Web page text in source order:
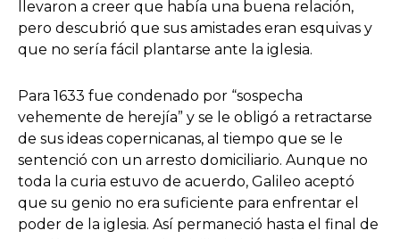
llevaron a creer que había una buena relación,
pero descubrió que sus amistades eran esquivas y
que no sería fácil plantarse ante la iglesia.
Para 1633 fue condenado por “sospecha
vehemente de herejía” y se le obligó a retractarse
de sus ideas copernicanas, al tiempo que se le
sentenció con un arresto domiciliario. Aunque no
toda la curia estuvo de acuerdo, Galileo aceptó
que su genio no era suficiente para enfrentar el
poder de la iglesia. Así permaneció hasta el final de